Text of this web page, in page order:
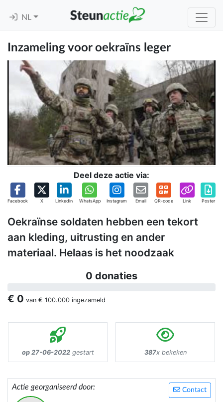
NL
Inzameling voor oekraïns leger
Deel deze actie via:
Facebook X Linkedin WhatsApp Instagram Email QR-code Link Poster
Oekraïnse soldaten hebben een tekort
aan kleding, uitrusting en ander
materiaal. Helaas is het noodzaak
0 donaties
€ 0 van € 100.000 ingezameld
op 27-06-2022gestart 387x bekeken
Contact
Actie georganiseerd door: